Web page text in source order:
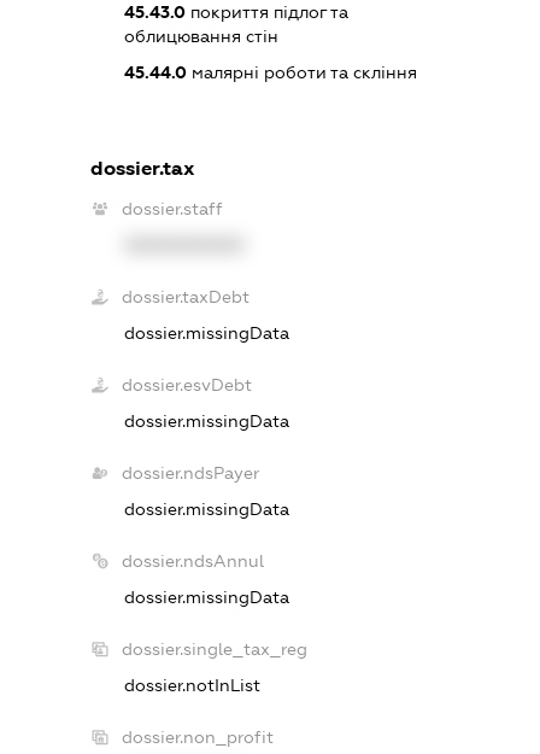
45.43.0покриття підлог та
облицювання стін
45.44.0малярні роботи та скління
dossier.tax
dossier.staff
dossier.taxDebt
dossier.missingData
dossier.esvDebt
dossier.missingData
dossier.ndsPayer
dossier.missingData
dossier.ndsAnnul
dossier.missingData
dossier.single_tax_reg
dossier.notInList
dossier.non_profit